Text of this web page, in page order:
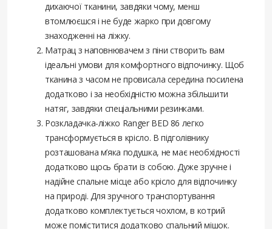
дихаючої тканини, завдяки чому, менш
втомлюєшся і не буде жарко при довгому
знаходженні на ліжку.
Матрац з наповнювачем з піни створить вам
ідеальні умови для комфортного відпочинку. Щоб
тканина з часом не провисала середина посилена
додатково і за необхідністю можна збільшити
натяг, завдяки спеціальними резинками.
Розкладачка-ліжко Ranger BED 86 легко
трансформується в крісло. В підголівнику
розташована м’яка подушка, не має необхідності
додатково щось брати із собою. Дуже зручне і
надійне спальне місце або крісло для відпочинку
на природі. Для зручного транспортування
додатково комплектується чохлом, в котрий
може поміститися додатково спальний мішок.